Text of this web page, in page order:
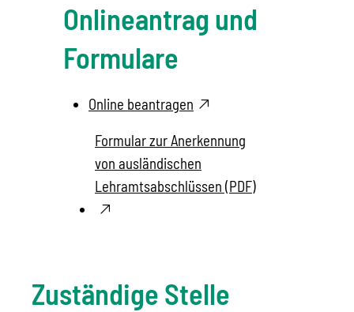
Onlineantrag und
Formulare
Online beantragen
Formular zur Anerkennung
von ausländischen
Lehramtsabschlüssen (PDF)
Zuständige Stelle